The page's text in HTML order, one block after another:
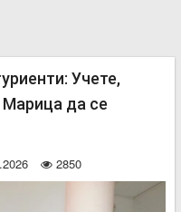
Учете,
да се
2850